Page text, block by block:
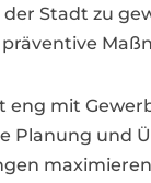
Stadt zu
eng mit
Planung und